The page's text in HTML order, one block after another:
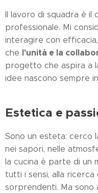
Il lavoro di squadra è
professionale. Mi
interagire con
che l'unità e la
progetto che aspira a
idee nascono sempre
Estetica e
Sono un esteta: cerco
nei sapori, nelle
la cucina è parte di un
tutti i sensi, alla ricerca
sorprendenti. Ma sono